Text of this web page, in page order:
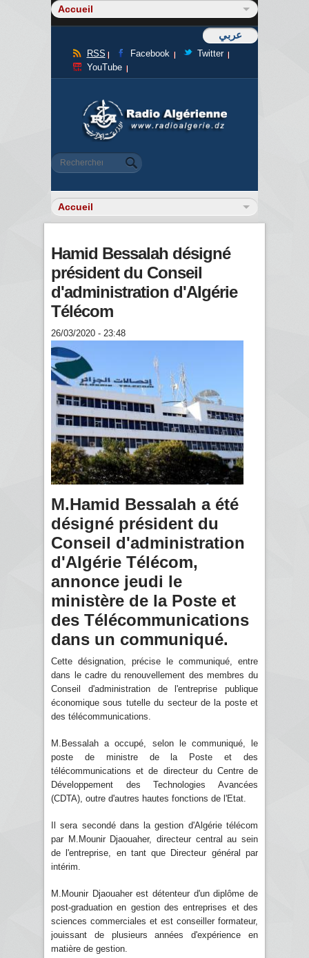
عربي
RSS Facebook
Twitter
YouTube
Formulaire de recherche
Rechercher
Hamid Bessalah désigné
président du Conseil
d'administration d'Algérie
Télécom
26/03/2020 - 23:48
M.Hamid Bessalah a été
désigné président du
Conseil d'administration
d'Algérie Télécom,
annonce jeudi le
ministère de la Poste et
des Télécommunications
dans un communiqué.
Cette désignation, précise le communiqué, entre
dans le cadre du renouvellement des membres du
Conseil d'administration de l'entreprise publique
économique sous tutelle du secteur de la poste et
des télécommunications.
M.Bessalah a occupé, selon le communiqué, le
poste de ministre de la Poste et des
télécommunications et de directeur du Centre de
Développement des Technologies Avancées
(CDTA), outre d'autres hautes fonctions de l'Etat.
Il sera secondé dans la gestion d'Algérie télécom
par M.Mounir Djaouaher, directeur central au sein
de l'entreprise, en tant que Directeur général par
intérim.
M.Mounir Djaouaher est détenteur d'un diplôme de
post-graduation en gestion des entreprises et des
sciences commerciales et est conseiller formateur,
jouissant de plusieurs années d'expérience en
matière de gestion.